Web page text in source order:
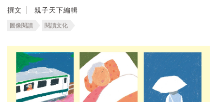
撰文 親子天下編輯
圖像閱讀 閱讀文化